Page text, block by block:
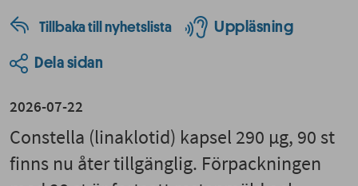
Tillbaka till nyhetslista Uppläsning
Dela sidan
2026-07-22
Constella (linaklotid) kapsel 290 µg, 90 st
finns nu åter tillgänglig. Förpackningen